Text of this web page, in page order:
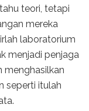
teori, tetapi
mereka
laboratorium
menjadi penjaga
menghasilkan
seperti itulah